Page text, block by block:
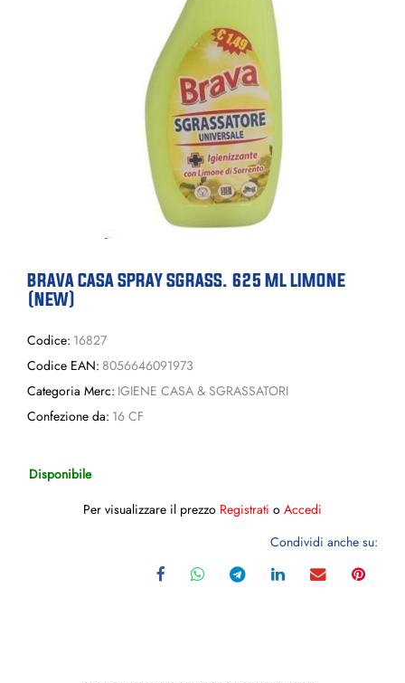
BRAVA CASA SPRAY SGRASS. 625 ML LIMONE
(NEW)
Codice: 16827
Codice EAN: 8056646091973
Categoria Merc: IGIENE CASA & SGRASSATORI
Confezione da: 16 CF
Disponibile
Per visualizzare il prezzo Registrati o Accedi
Condividi anche su: